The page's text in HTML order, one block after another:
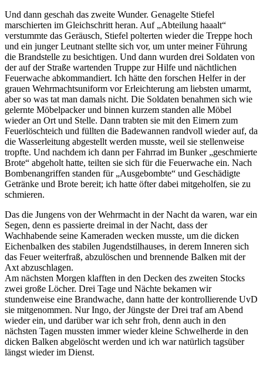
Und dann geschah das zweite Wunder. Genagelte Stiefel
marschierten im Gleichschritt heran. Auf
Abteilung haaalt
verstummte das Geräusch, Stiefel polterten wieder die Treppe hoch
und ein junger Leutnant stellte sich vor, um unter meiner Führung
die Brandstelle zu besichtigen. Und dann wurden drei Soldaten von
der auf der Straße wartenden Truppe zur Hilfe und nächtlichen
Feuerwache abkommandiert. Ich hätte den forschen Helfer in der
grauen Wehrmachtsuniform vor Erleichterung am liebsten umarmt,
aber so was tat man damals nicht. Die Soldaten benahmen sich wie
gelernte Möbelpacker und binnen kurzem standen alle Möbel
wieder an Ort und Stelle. Dann trabten sie mit den Eimern zum
Feuerlöschteich und füllten die Badewannen randvoll wieder auf, da
die Wasserleitung abgestellt werden musste, weil sie stellenweise
tropfte. Und nachdem ich dann per Fahrrad im Bunker
geschmierte
Brote
abgeholt hatte, teilten sie sich für die Feuerwache ein. Nach
Bombenangriffen standen für
Ausgebombte
und Geschädigte
Getränke und Brote bereit; ich hatte öfter dabei mitgeholfen, sie zu
schmieren.
Das die Jungens von der Wehrmacht in der Nacht da waren, war ein
Segen, denn es passierte dreimal in der Nacht, dass der
Wachhabende seine Kameraden wecken musste, um die dicken
Eichenbalken des stabilen Jugendstilhauses, in derem Inneren sich
das Feuer weiterfraß, abzulöschen und brennende Balken mit der
Axt abzuschlagen.
Am nächsten Morgen klafften in den Decken des zweiten Stocks
zwei große Löcher. Drei Tage und Nächte bekamen wir
stundenweise eine Brandwache, dann hatte der kontrollierende UvD
sie mitgenommen. Nur Ingo, der Jüngste der Drei traf am Abend
wieder ein, und darüber war ich sehr froh, denn auch in den
nächsten Tagen mussten immer wieder kleine Schwelherde in den
dicken Balken abgelöscht werden und ich war natürlich tagsüber
längst wieder im Dienst.